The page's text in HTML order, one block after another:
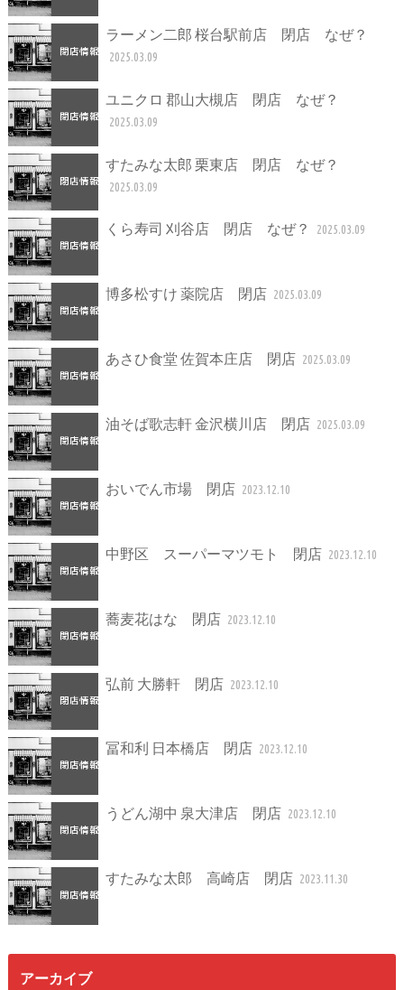
ラーメン二郎 桜台駅前店 閉店 なぜ？
2025.03.09
ユニクロ 郡山大槻店 閉店 なぜ？
2025.03.09
すたみな太郎 栗東店 閉店 なぜ？
2025.03.09
くら寿司 刈谷店 閉店 なぜ？ 2025.03.09
博多松すけ 薬院店 閉店 2025.03.09
あさひ食堂 佐賀本庄店 閉店 2025.03.09
油そば歌志軒 金沢横川店 閉店 2025.03.09
おいでん市場 閉店 2023.12.10
中野区 スーパーマツモト 閉店 2023.12.10
蕎麦花はな 閉店 2023.12.10
弘前 大勝軒 閉店 2023.12.10
冨和利 日本橋店 閉店 2023.12.10
うどん湖中 泉大津店 閉店 2023.12.10
すたみな太郎 高崎店 閉店 2023.11.30
アーカイブ